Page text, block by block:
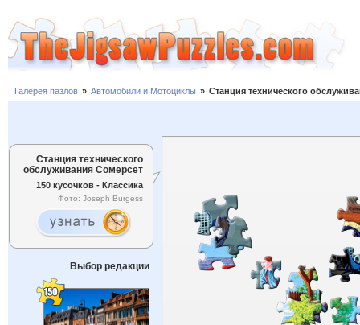
Галерея пазлов » Автомобили и Мотоциклы » Станция технического
Станция технического
обслуживания Сомерсет
150 кусочков - Классика
Фото: Joseph Burgess
Выбор редакции